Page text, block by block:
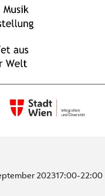
202317:00-22:00